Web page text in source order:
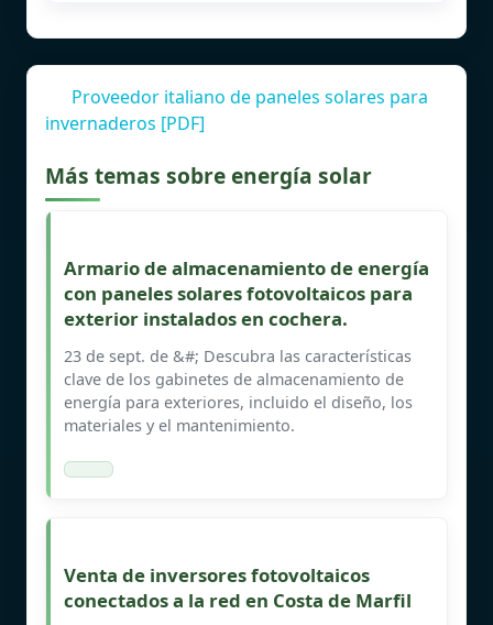
Proveedor italiano de paneles solares para
invernaderos [PDF]
Más temas sobre energía solar
Armario de almacenamiento de energía
con paneles solares fotovoltaicos para
exterior instalados en cochera.
23 de sept. de &#; Descubra las características
clave de los gabinetes de almacenamiento de
energía para exteriores, incluido el diseño, los
materiales y el mantenimiento.
Venta de inversores fotovoltaicos
conectados a la red en Costa de Marfil